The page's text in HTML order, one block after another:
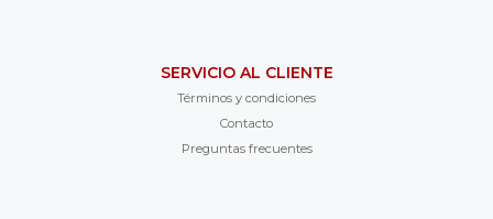
SERVICIO AL CLIENTE
Términos y condiciones
Contacto
Preguntas frecuentes